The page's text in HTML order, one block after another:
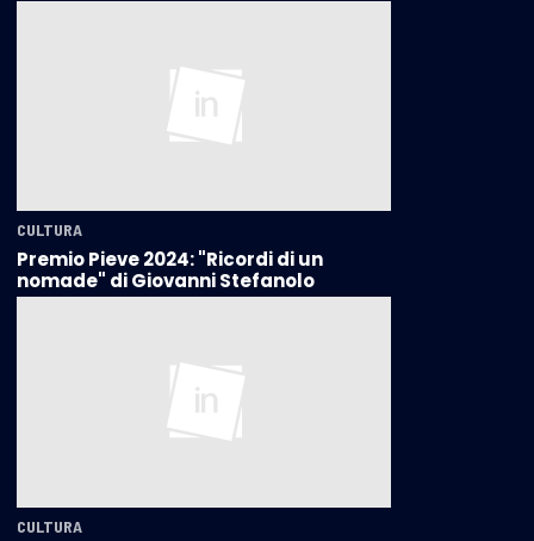
CULTURA
Premio Pieve 2024: "Ricordi di un
nomade" di Giovanni Stefanolo
CULTURA